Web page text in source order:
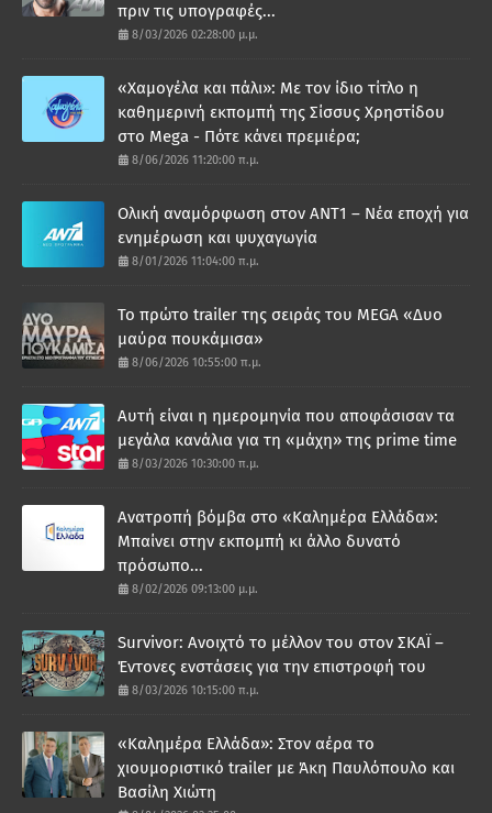
πριν τις υπογραφές...
8/03/2026 02:28:00 μ.μ.
«Χαμογέλα και πάλι»: Με τον ίδιο τίτλο η
καθημερινή εκπομπή της Σίσσυς Χρηστίδου
στο Mega - Πότε κάνει πρεμιέρα;
8/06/2026 11:20:00 π.μ.
Ολική αναμόρφωση στον ΑΝΤ1 – Νέα εποχή για
ενημέρωση και ψυχαγωγία
8/01/2026 11:04:00 π.μ.
Το πρώτο trailer της σειράς του MEGA «Δυο
μαύρα πουκάμισα»
8/06/2026 10:55:00 π.μ.
Αυτή είναι η ημερομηνία που αποφάσισαν τα
μεγάλα κανάλια για τη «μάχη» της prime time
8/03/2026 10:30:00 π.μ.
Ανατροπή βόμβα στο «Καλημέρα Ελλάδα»:
Μπαίνει στην εκπομπή κι άλλο δυνατό
πρόσωπο...
8/02/2026 09:13:00 μ.μ.
Survivor: Ανοιχτό το μέλλον του στον ΣΚΑΪ –
Έντονες ενστάσεις για την επιστροφή του
8/03/2026 10:15:00 π.μ.
«Καλημέρα Ελλάδα»: Στον αέρα το
χιουμοριστικό trailer με Άκη Παυλόπουλο και
Βασίλη Χιώτη